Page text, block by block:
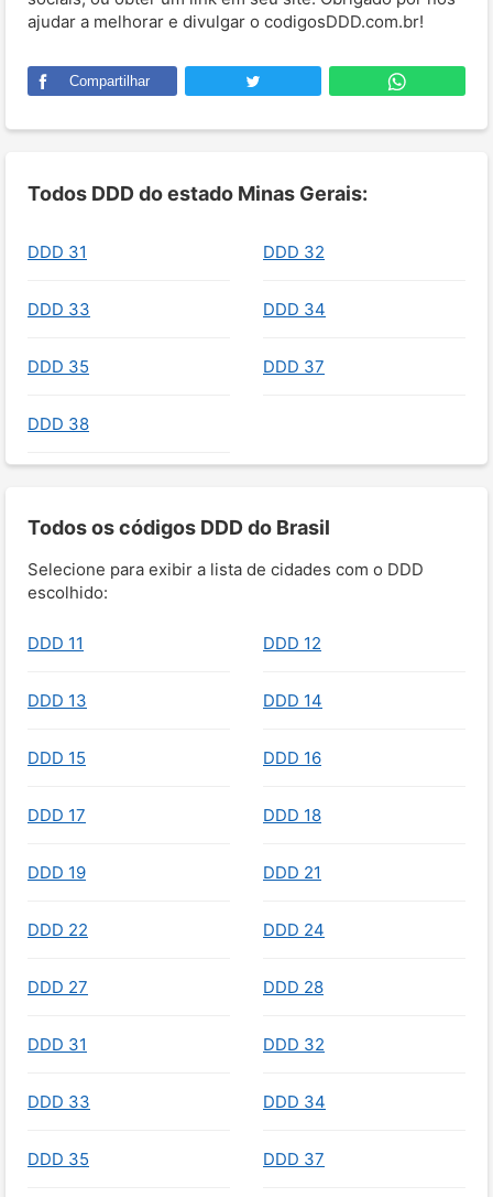
ajudar a melhorar e divulgar o codigosDDD.com.br!
Compartilhar
Todos DDD do estado Minas Gerais:
DDD 31 DDD 32
DDD 33 DDD 34
DDD 35 DDD 37
DDD 38
Todos os códigos DDD do Brasil
Selecione para exibir a lista de cidades com o DDD
escolhido:
DDD 11 DDD 12
DDD 13 DDD 14
DDD 15 DDD 16
DDD 17 DDD 18
DDD 19 DDD 21
DDD 22 DDD 24
DDD 27 DDD 28
DDD 31 DDD 32
DDD 33 DDD 34
DDD 35 DDD 37